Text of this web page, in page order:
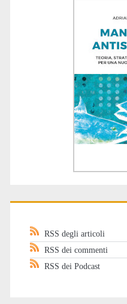
RSS degli articoli
RSS dei commenti
RSS dei Podcast